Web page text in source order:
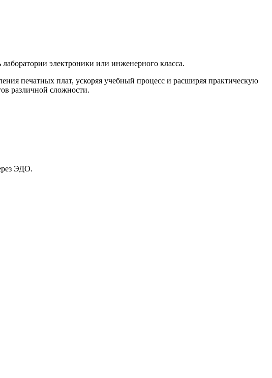
электроники или инженерного класса.
печатных плат, ускоряя учебный процесс и расширяя практическую
различной сложности.
ЭДО.